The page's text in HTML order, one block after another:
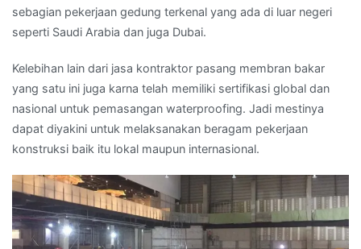
sebagian pekerjaan gedung terkenal yang ada di luar negeri
seperti Saudi Arabia dan juga Dubai.
Kelebihan lain dari jasa kontraktor pasang membran bakar
yang satu ini juga karna telah memiliki sertifikasi global dan
nasional untuk pemasangan waterproofing. Jadi mestinya
dapat diyakini untuk melaksanakan beragam pekerjaan
konstruksi baik itu lokal maupun internasional.